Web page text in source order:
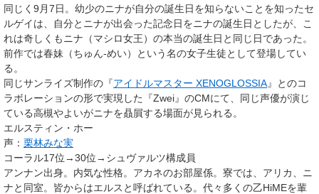
同じく9月7日。幼少のニナが自分の誕生日を知らないことを知ったセ
ルゲイは、自分とニナが出会った記念日をニナの誕生日としたが、こ
れは奇しくもニナ（マシロ女王）の本当の誕生日と同じ日であった。
前作では春妹（ちゅん-めい）という名の女子生徒として登場してい
る。
同じサンライズ制作の『アイドルマスター XENOGLOSSIA』とのコ
ラボレーションの形で実現した『Zwei』のCMにて、同じ声優が演じ
ている高槻やよいがニナを贔屓する場面が見られる。
エルスティン・ホー
声： 栗林みな実
コーラル17位→30位→シュヴァルツ構成員
アンナン出身。内気な性格。アカネのお部屋係。寮では、アリカ、ニ
ナと同室。皆からはエルスと呼ばれている。代々多くの乙HiMEを輩